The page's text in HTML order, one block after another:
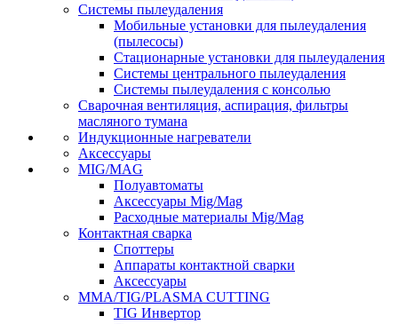
Системы пылеудаления
Мобильные установки для пылеудаления
(пылесосы)
Стационарные установки для пылеудаления
Системы центрального пылеудаления
Системы пылеудаления с консолью
Сварочная вентиляция, аспирация, фильтры
масляного тумана
Индукционные нагреватели
Аксессуары
MIG/MAG
Полуавтоматы
Аксессуары Mig/Mag
Расходные материалы Mig/Mag
Контактная сварка
Споттеры
Аппараты контактной сварки
Аксессуары
MMA/TIG/PLASMA CUTTING
TIG Инвертор